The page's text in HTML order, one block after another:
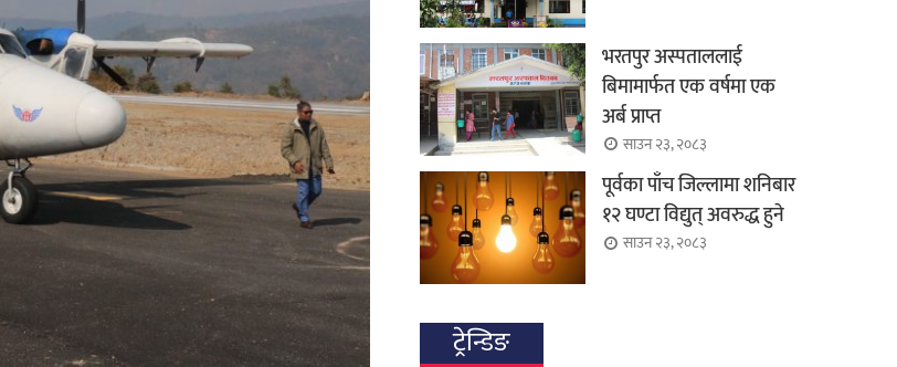
भरतपुर अस्पताललाई
बिमामार्फत एक वर्षमा एक
अर्ब प्राप्त
साउन २३, २०८३
पूर्वका पाँच जिल्लामा शनिबार
१२ घण्टा विद्युत् अवरुद्ध हुने
साउन २३, २०८३
ट्रेन्डिङ